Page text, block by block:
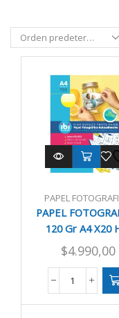
PAPEL
PAPEL
120 Gr A4 X20
$4.990,00
PAPEL